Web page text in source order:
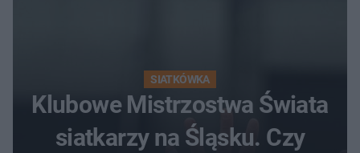
SIATKÓWKA
Klubowe Mistrzostwa Świata
siatkarzy na Śląsku. Czy